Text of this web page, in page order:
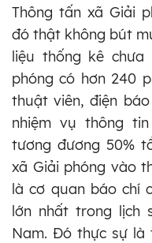
Thông tấn xã Giải
đó thật không bút
liệu thống kê
phóng có hơn 240
thuật viên, điện
nhiệm vụ thông
tương đương 50%
xã Giải phóng vào
là cơ quan báo chí
lớn nhất trong lịch
Nam. Đó thực sự là